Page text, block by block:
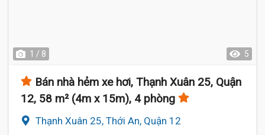
1 / 8 5
Bán nhà hẻm xe hơi, Thạnh Xuân 25, Quận
12, 58 m² (4m x 15m), 4 phòng
Thạnh Xuân 25, Thới An, Quận 12